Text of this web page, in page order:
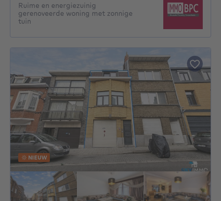
Ruime en energiezuinig
gerenoveerde woning met zonnige
tuin
NIEUW